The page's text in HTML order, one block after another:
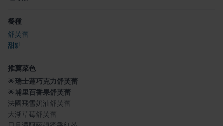
餐種
舒芙蕾
甜點
推薦菜色
🌟瑞士蓮巧克力舒芙蕾
🌟埔里百香果舒芙蕾
法國飛雪奶油舒芙蕾
大湖草莓舒芙蕾